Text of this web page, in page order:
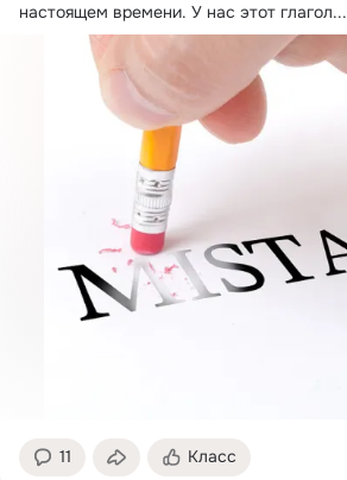
настоящем времени. У нас этот глагол...
11 Класс